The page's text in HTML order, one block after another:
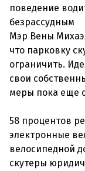
поведение
безрассудным
Мэр Вены
что парковку
ограничить.
свои
меры пока еще
58 процентов
электронные
велосипедной
скутеры